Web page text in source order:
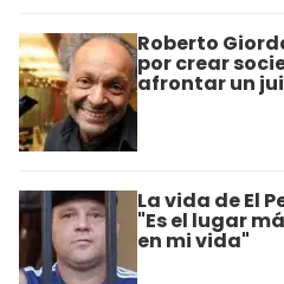
Roberto
por crear
afrontar un
La vida de El
"Es el lugar
en mi vida"